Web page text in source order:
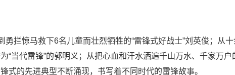
勇拦惊马救下6名儿童而壮烈牺牲的“雷锋式好战士”刘英俊；从
“当代雷锋”的郭明义；从把心血和汗水洒遍千山万水、千家万
的先进典型不断涌现，书写着不同时代的雷锋故事。